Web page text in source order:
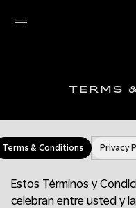
TERMS
Terms & Conditions Privacy
Estos Términos y
celebran entre usted y